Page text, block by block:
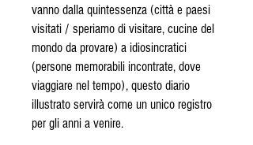
vanno dalla quintessenza (città e paesi
visitati / speriamo di visitare, cucine del
mondo da provare) a idiosincratici
(persone memorabili incontrate, dove
viaggiare nel tempo), questo diario
illustrato servirà come un unico registro
per gli anni a venire.